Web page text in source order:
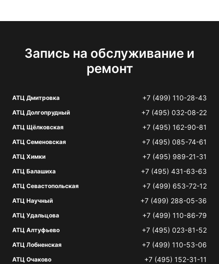
Запись на обслуживание и
ремонт
АТЦ Дмитровка +7 (499) 110-28-43
АТЦ Долгопрудный +7 (495) 032-08-22
АТЦ Щёлковская +7 (495) 162-90-81
АТЦ Семеновская +7 (495) 085-74-61
АТЦ Химки +7 (495) 989-21-31
АТЦ Балашиха +7 (495) 431-63-63
АТЦ Севастопольская +7 (499) 653-72-12
АТЦ Научный +7 (499) 288-05-36
АТЦ Удальцова +7 (499) 110-86-79
АТЦ Алтуфьево +7 (495) 023-81-52
АТЦ Лобненская +7 (499) 110-53-06
АТЦ Очаково +7 (495) 152-31-11